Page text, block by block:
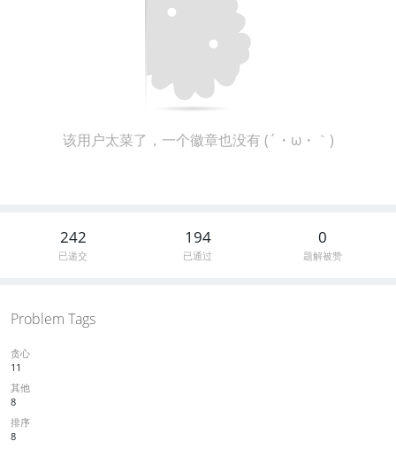
该用户太菜了，一个徽章也没有 (´・ω・｀)
242
已递交
194
已通过
0
题解被赞
Problem Tags
贪心
11
其他
8
排序
8